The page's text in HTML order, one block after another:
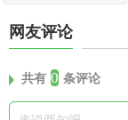
网友评论
共有 0 条评论